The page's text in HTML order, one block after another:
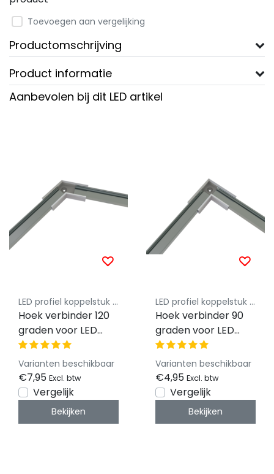
Toevoegen aan vergelijking
Productomschrijving
Product informatie
Aanbevolen bij dit LED artikel
LED profiel koppelstuk Luksus
Hoek verbinder 120
graden voor LED
profiel 301ALU
Varianten beschikbaar
€7,95 Excl. btw
Vergelijk
Bekijken
LED profiel koppelstuk Luksus
Hoek verbinder 90
graden voor LED
profiel 301ALU
Varianten beschikbaar
€4,95 Excl. btw
Vergelijk
Bekijken